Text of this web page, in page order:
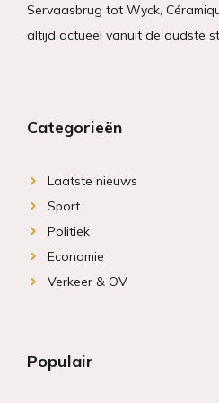
Servaasbrug tot Wyck,
altijd actueel vanuit de oudste
Categorieën
Laatste nieuws
Sport
Politiek
Economie
Verkeer & OV
Populair